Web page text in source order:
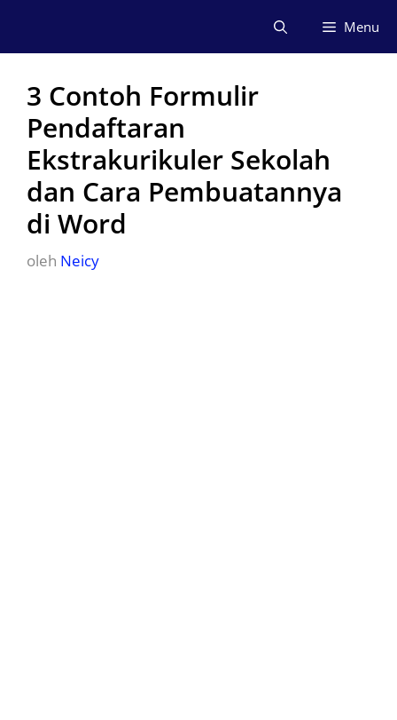
isi
Menu
3 Contoh Formulir
Pendaftaran
Ekstrakurikuler Sekolah
dan Cara Pembuatannya
di Word
oleh Neicy